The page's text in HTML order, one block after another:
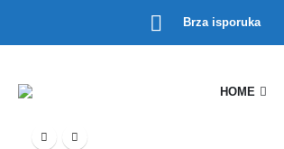
Brza isporuka
HOME